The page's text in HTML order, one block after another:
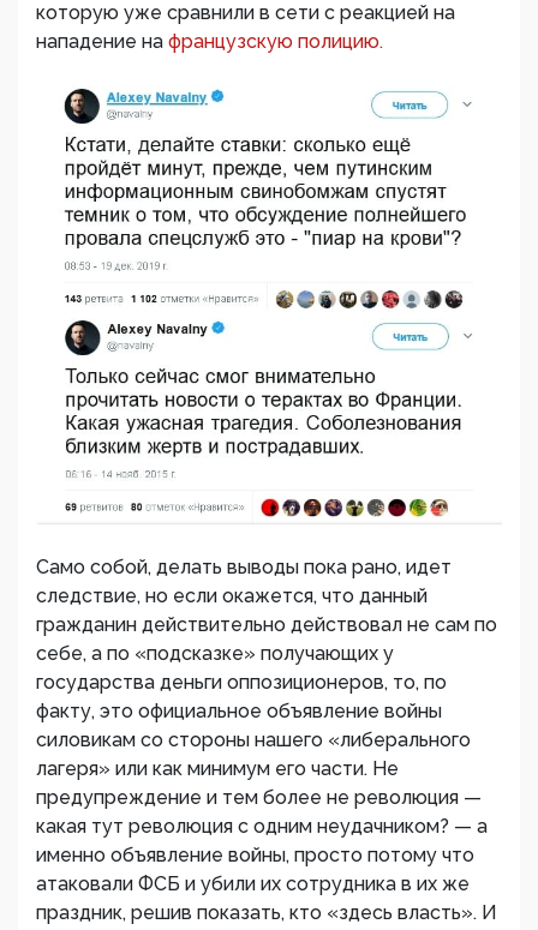
которую уже сравнили в сети с реакцией на
нападение на французскую полицию.
Само собой, делать выводы пока рано, идет
следствие, но если окажется, что данный
гражданин действительно действовал не сам по
себе, а по «подсказке» получающих у
государства деньги оппозиционеров, то, по
факту, это официальное объявление войны
силовикам со стороны нашего «либерального
лагеря» или как минимум его части. Не
предупреждение и тем более не революция —
какая тут революция с одним неудачником? — а
именно объявление войны, просто потому что
атаковали ФСБ и убили их сотрудника в их же
праздник, решив показать, кто «здесь власть». И